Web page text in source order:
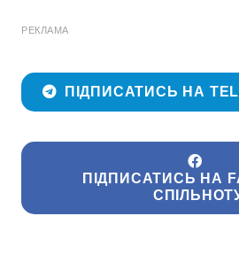
РЕКЛАМА
ПІДПИСАТИСЬ НА
ПІДПИСАТИСЬ НА